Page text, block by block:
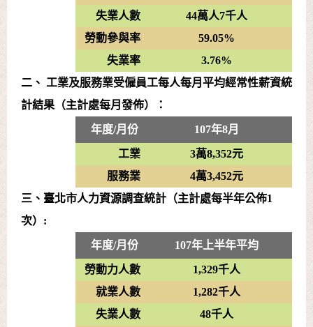
失業人數
44萬人7千人
勞動參與率
59.05%
失業率
3.76%
二、 工業及服務業受僱員工每人每月平均經常性薪資統
計結果（主計處每月發佈）：
年度/月份 107年8月
工業
3萬8,352元
服務業
4萬3,452元
三、臺北市人力資源調查統計（主計處每半年公佈1
次）:
年度/月份 107年上半年平均
勞動力人數
1,329千人
就業人數
1,282千人
失業人數
48千人